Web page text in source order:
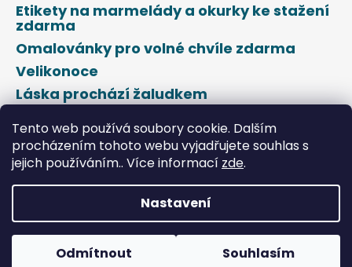
Tento web používá soubory cookie. Dalším
procházením tohoto webu vyjadřujete souhlas s
jejich používáním.. Více informací zde.
Nastavení
Odmítnout Souhlasím
?
HLEDAT
D
o
o
r
Etikety na marmelády a okurky ke stažení
zdarma
Omalovánky pro volné chvíle zdarma
Velikonoce
Láska prochází žaludkem
Vytvořil Shoptet
Copyright 2026DROPAP . Všechna práva vyhrazena.